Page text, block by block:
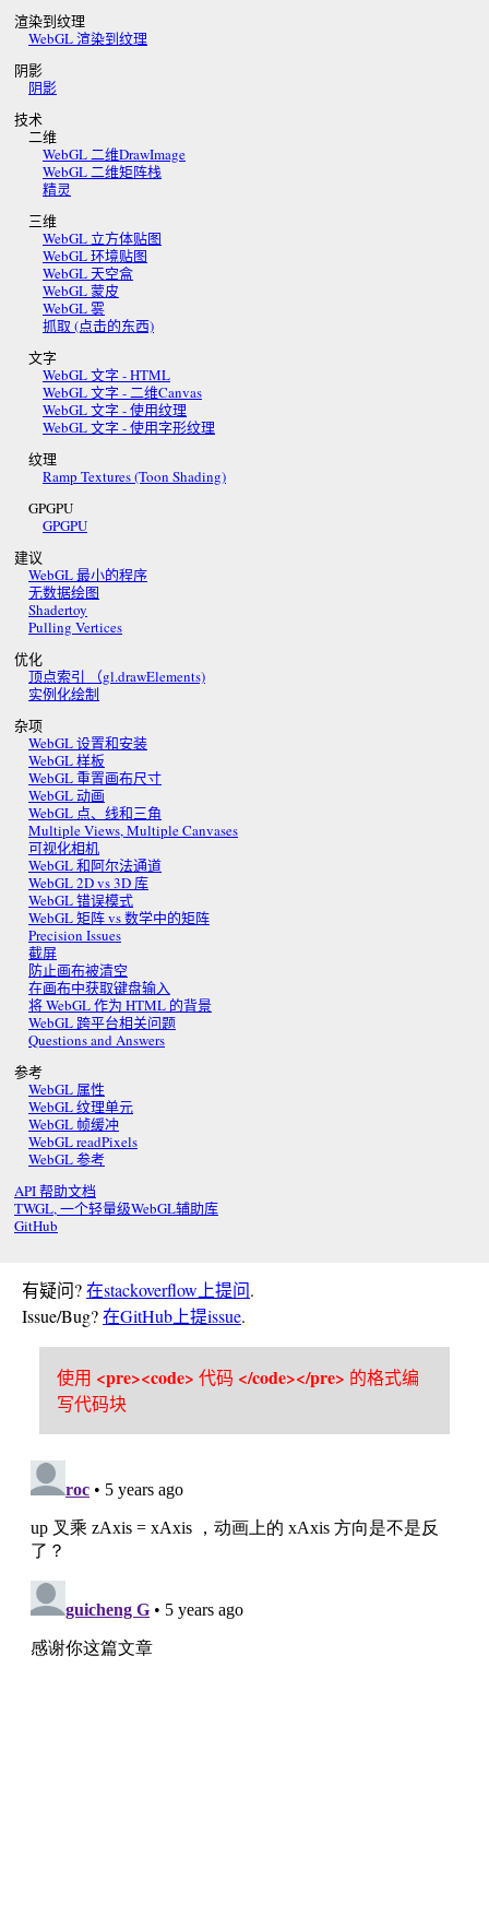
渲染到纹理
WebGL 渲染到纹理
阴影
阴影
技术
二维
WebGL 二维DrawImage
WebGL 二维矩阵栈
精灵
三维
WebGL 立方体贴图
WebGL 环境贴图
WebGL 天空盒
WebGL 蒙皮
WebGL 雾
抓取 (点击的东西)
文字
WebGL 文字 - HTML
WebGL 文字 - 二维Canvas
WebGL 文字 - 使用纹理
WebGL 文字 - 使用字形纹理
纹理
Ramp Textures (Toon Shading)
GPGPU
GPGPU
建议
WebGL 最小的程序
无数据绘图
Shadertoy
Pulling Vertices
优化
顶点索引 （gl.drawElements)
实例化绘制
杂项
WebGL 设置和安装
WebGL 样板
WebGL 重置画布尺寸
WebGL 动画
WebGL 点、线和三角
Multiple Views, Multiple Canvases
可视化相机
WebGL 和阿尔法通道
WebGL 2D vs 3D 库
WebGL 错误模式
WebGL 矩阵 vs 数学中的矩阵
Precision Issues
截屏
防止画布被清空
在画布中获取键盘输入
将 WebGL 作为 HTML 的背景
WebGL 跨平台相关问题
Questions and Answers
参考
WebGL 属性
WebGL 纹理单元
WebGL 帧缓冲
WebGL readPixels
WebGL 参考
API 帮助文档
TWGL, 一个轻量级WebGL辅助库
GitHub
有疑问?在stackoverflow上提问.
Issue/Bug?在GitHub上提issue.
使用 <pre><code> 代码 </code></pre> 的格式编
写代码块